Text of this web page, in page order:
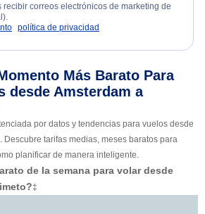
recibir correos electrónicos de marketing de
política de privacidad
Más Barato Para
desde Amsterdam a
por datos y tendencias para vuelos desde
Descubre tarifas medias, meses baratos para
planificar de manera inteligente.
de la semana para volar desde
‡